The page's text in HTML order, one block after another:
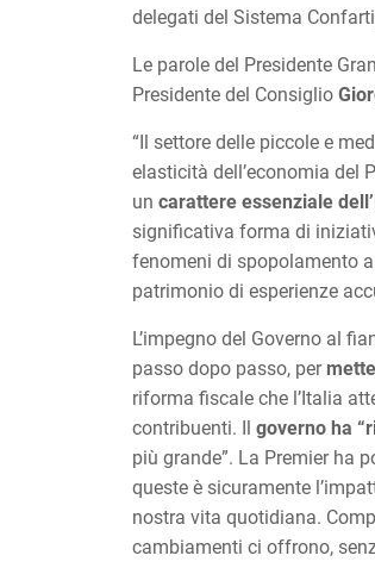
delegati del Sistema
Le parole del Presidente
Presidente del Consiglio
“Il settore delle piccole e
elasticità dell’economia del
uncarattere essenziale
significativa forma di
fenomeni di spopolamento
patrimonio di esperienze
L’impegno del Governo al
passo dopo passo, per
riforma fiscale che l’Italia
contribuenti. Ilgoverno ha
più grande”. La Premier ha
queste è sicuramente
nostra vita quotidiana.
cambiamenti ci offrono,